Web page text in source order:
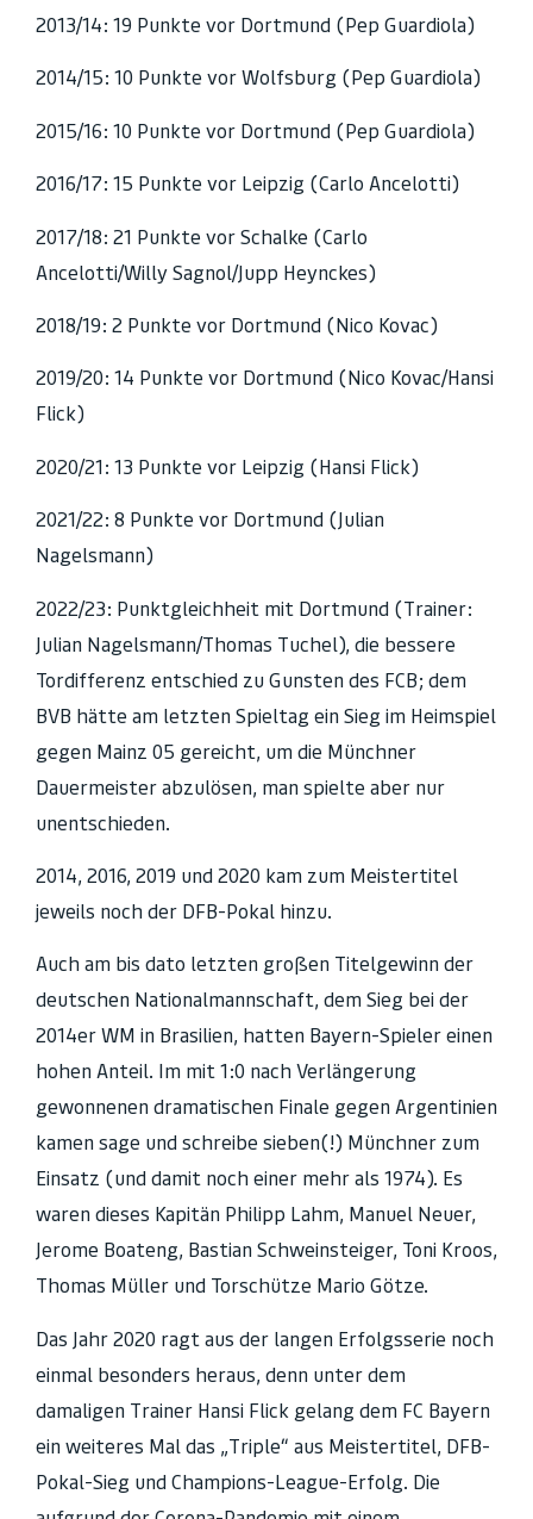
2013/14: 19 Punkte vor Dortmund (Pep Guardiola)
2014/15: 10 Punkte vor Wolfsburg (Pep Guardiola)
2015/16: 10 Punkte vor Dortmund (Pep Guardiola)
2016/17: 15 Punkte vor Leipzig (Carlo Ancelotti)
2017/18: 21 Punkte vor Schalke (Carlo
Ancelotti/Willy Sagnol/Jupp Heynckes)
2018/19: 2 Punkte vor Dortmund (Nico Kovac)
2019/20: 14 Punkte vor Dortmund (Nico Kovac/Hansi
Flick)
2020/21: 13 Punkte vor Leipzig (Hansi Flick)
2021/22: 8 Punkte vor Dortmund (Julian
Nagelsmann)
2022/23: Punktgleichheit mit Dortmund (Trainer:
Julian Nagelsmann/Thomas Tuchel), die bessere
Tordifferenz entschied zu Gunsten des FCB; dem
BVB hätte am letzten Spieltag ein Sieg im Heimspiel
gegen Mainz 05 gereicht, um die Münchner
Dauermeister abzulösen, man spielte aber nur
unentschieden.
2014, 2016, 2019 und 2020 kam zum Meistertitel
jeweils noch der DFB-Pokal hinzu.
Auch am bis dato letzten großen Titelgewinn der
deutschen Nationalmannschaft, dem Sieg bei der
2014er WM in Brasilien, hatten Bayern-Spieler einen
hohen Anteil. Im mit 1:0 nach Verlängerung
gewonnenen dramatischen Finale gegen Argentinien
kamen sage und schreibe sieben(!) Münchner zum
Einsatz (und damit noch einer mehr als 1974). Es
waren dieses Kapitän Philipp Lahm, Manuel Neuer,
Jerome Boateng, Bastian Schweinsteiger, Toni Kroos,
Thomas Müller und Torschütze Mario Götze.
Das Jahr 2020 ragt aus der langen Erfolgsserie noch
einmal besonders heraus, denn unter dem
damaligen Trainer Hansi Flick gelang dem FC Bayern
ein weiteres Mal das „Triple“ aus Meistertitel, DFB-
Pokal-Sieg und Champions-League-Erfolg. Die